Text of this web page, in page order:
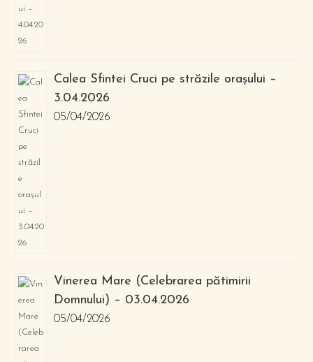
Calea Sfintei Cruci pe străzile orașului –
3.04.2026
05/04/2026
Vinerea Mare (Celebrarea pătimirii
Domnului) – 03.04.2026
05/04/2026